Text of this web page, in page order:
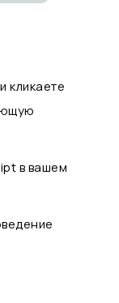
кликаете
в вашем